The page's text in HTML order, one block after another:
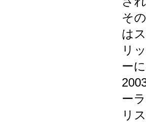
そ
は
リ
ー
ー
リ